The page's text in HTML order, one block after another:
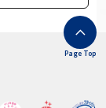
Page Top